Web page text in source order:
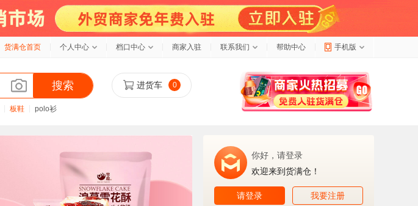
货满仓首页 个人中心 档口中心 商家入驻 联系我们 帮助中心 手机版
搜索
板鞋 polo衫
进货车 0
你好，请登录
欢迎来到货满仓！
请登录 我要注册